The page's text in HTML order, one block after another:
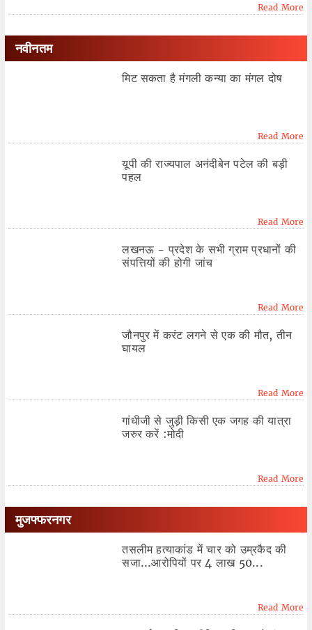
Read More
नवीनतम
मिट सकता है मंगली कन्या का मंगल दोष
Read More
यूपी की राज्यपाल अनंदीबेन पटेल की बड़ी
पहल
Read More
लखनऊ - प्रदेश के सभी ग्राम प्रधानों की
संपत्तियों की होगी जांच
Read More
जौनपुर में करंट लगने से एक की मौत, तीन
घायल
Read More
गांधीजी से जुड़ी किसी एक जगह की यात्रा
जरुर करें :मोदी
Read More
मुजफ्फरनगर
तसलीम हत्याकांड में चार को उम्रकैद की
सजा...आरोपियों पर 4 लाख 50...
Read More